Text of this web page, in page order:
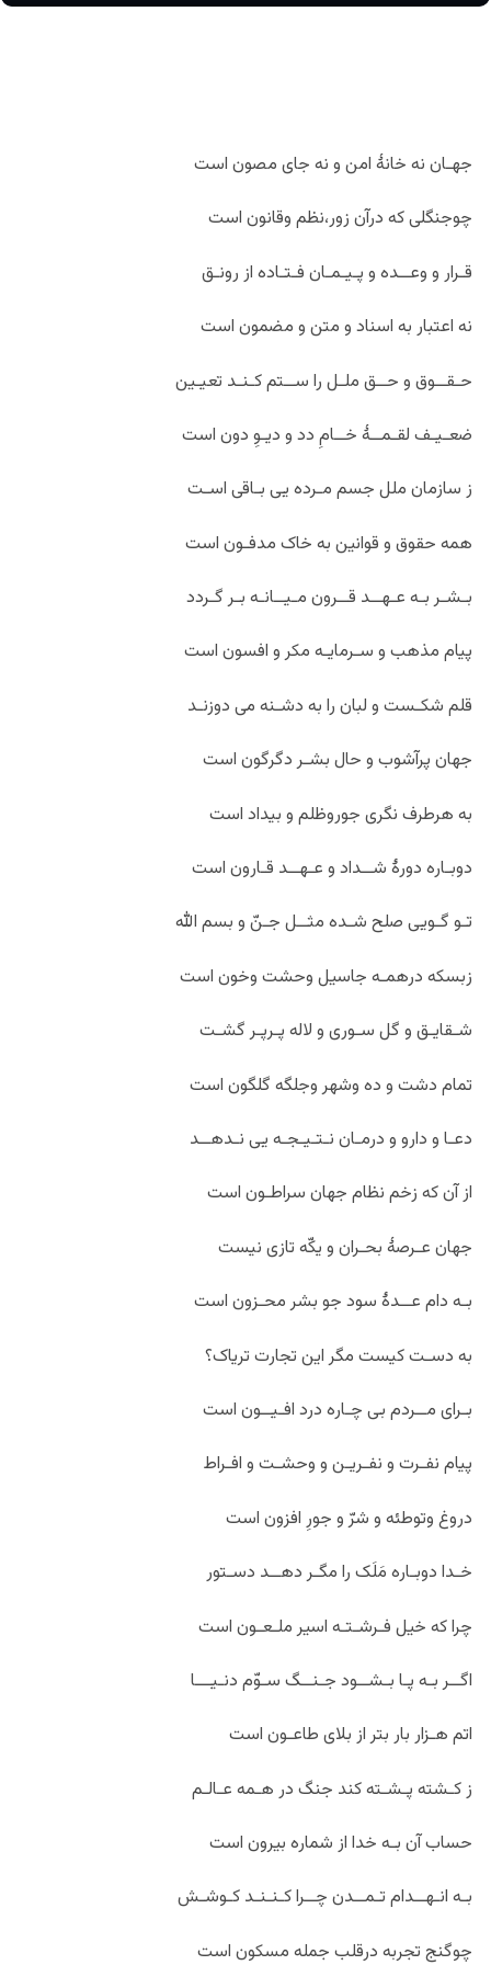
جهـان نه خانۀ امن و نه جای مصون است
چوجنگلی که درآن زور،نظم وقانون است
قـرار و وعــده و پـیـمـان فـتـاده از رونـق
نه اعتبار به اسناد و متن و مضمون است
حـقــوق و حــق ملـل را ســتم کـنـد تعیـین
ضعـیـف لقـمــۀ خــامِ دد و دیـوِ دون است
ز سازمان ملل جسم مـرده یی بـاقی اسـت
همه حقوق و قوانین به خاک مدفـون است
بـشـر بـه عـهــد قــرون مـیــانـه بـر گـردد
پیام مذهب و سـرمایـه مکر و افسون است
قلم شکـست و لبان را به دشـنه می دوزنـد
جهان پرآشوب و حال بشـر دگرگون است
به هرطرف نگری جوروظلم و بیداد است
دوبـاره دورۀ شــداد و عـهــد قـارون است
تـو گـویی صلح شـده مثــل جـنّ و بسم الله
زبسکه درهمـه جاسیل وحشت وخون است
شـقایـق و گل سـوری و لاله پـرپـر گشـت
تمام دشت و ده وشهر وجلگه گلگون است
دعـا و دارو و درمـان نـتـیـجـه یی نـدهــد
از آن که زخم نظام جهان سراطـون است
جهان عـرصۀ بحـران و یکّه تازی نیست
بـه دام عــدۀ سود جو بشر محـزون است
به دسـت کیست مگر این تجارت تریاک؟
بـرای مــردم بی چـاره درد افـیــون است
پیام نفـرت و نفـریـن و وحشـت و افـراط
دروغ وتوطئه و شرّ و جورِ افزون است
خـدا دوبـاره مَلَک را مگـر دهــد دسـتور
چرا که خیل فـرشـتـه اسیر ملـعـون است
اگــر بـه پـا بـشــود جـنــگ سـوّم دنـیـــا
اتم هـزار بار بتر از بلای طاعـون است
ز کـشته پـشـته کند جنگ در هـمه عـالـم
حساب آن بـه خدا از شماره بیرون است
بـه انـهــدام تـمــدن چــرا کـنـنـد کـوشـش
چوگنج تجربه درقلب جمله مسکون است